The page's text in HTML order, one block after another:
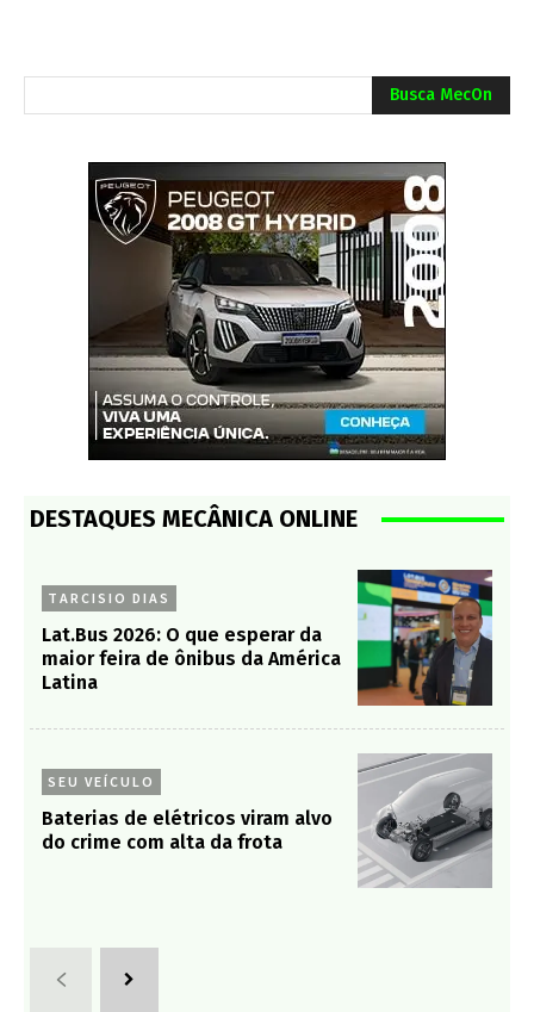
Busca MecOn
DESTAQUES MECÂNICA ONLINE
TARCISIO DIAS
Lat.Bus 2026: O que esperar da
maior feira de ônibus da América
Latina
SEU VEÍCULO
Baterias de elétricos viram alvo
do crime com alta da frota